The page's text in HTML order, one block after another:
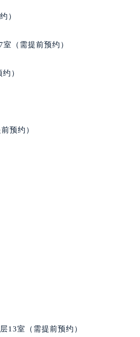
前预约）
预约）
约）
约）
务中心（需提前预约）
提前预约）
）
）
）
约）
约）
约）
）
（需提前预约）
）
预约）
13室（需提前预约）